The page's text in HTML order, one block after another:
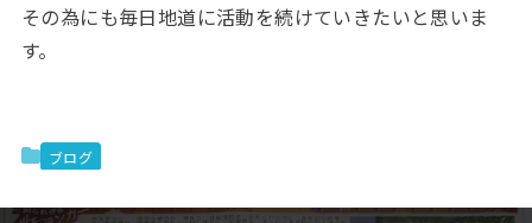
その為にも毎日地道に活動を続けていきたいと思いま
す。
ブログ